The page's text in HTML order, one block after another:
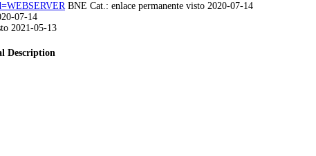
BNE Cat.: enlace permanente visto 2020-07-14
07-14
2021-05-13
Description